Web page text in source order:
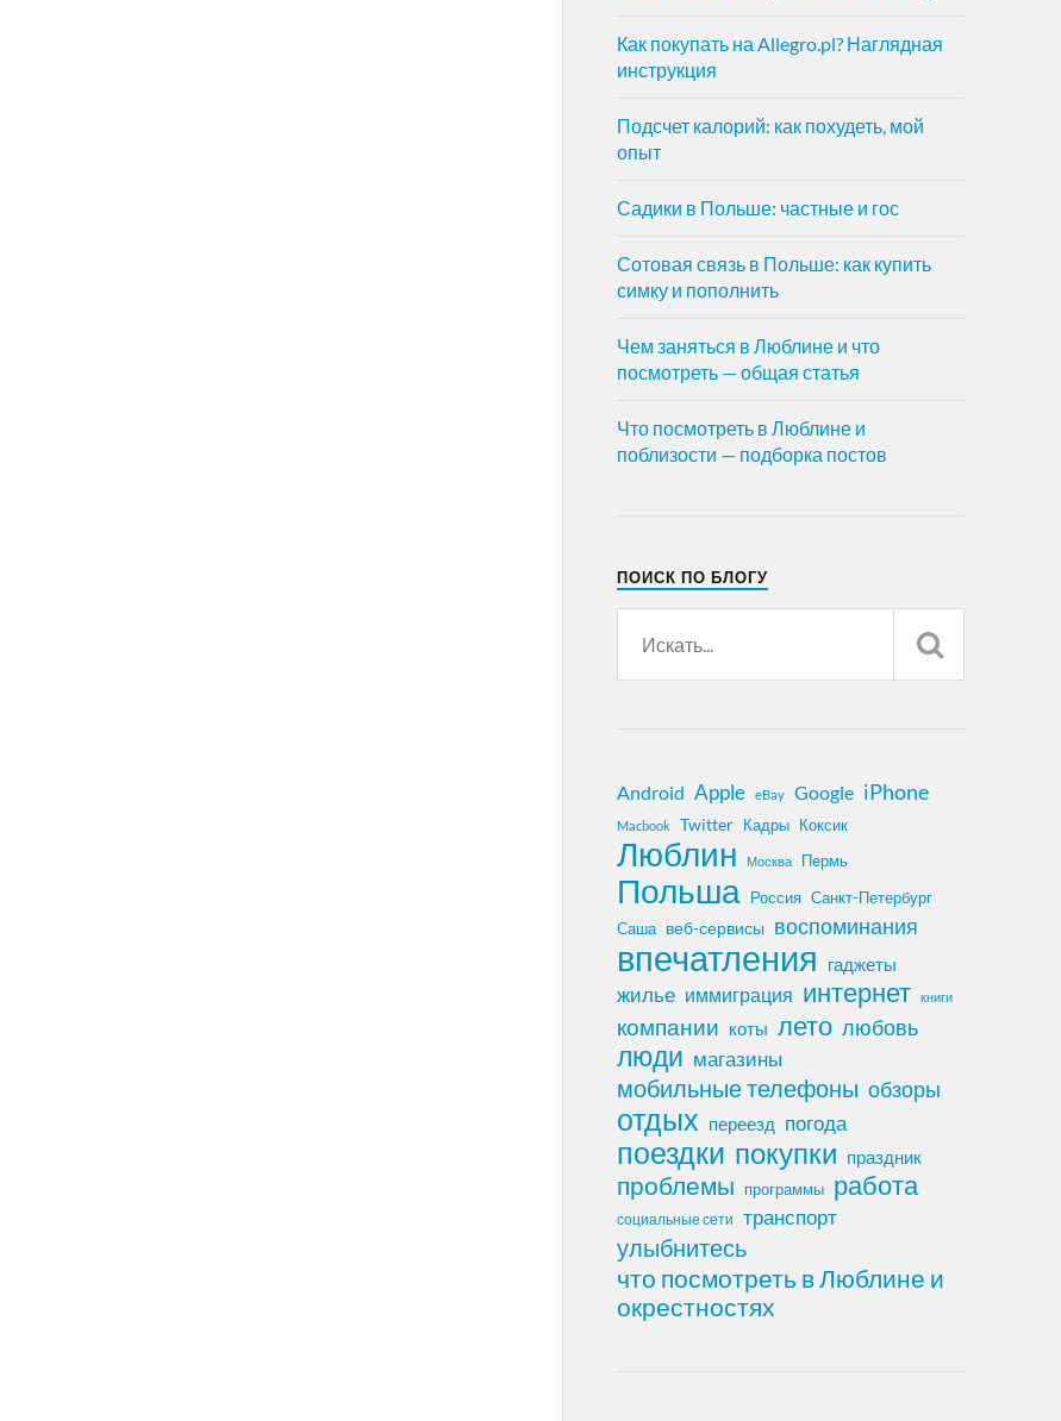
Как покупать на Allegro.pl? Наглядная
инструкция
Подсчет калорий: как похудеть, мой
опыт
Садики в Польше: частные и гос
Сотовая связь в Польше: как купить
симку и пополнить
Чем заняться в Люблине и что
посмотреть — общая статья
Что посмотреть в Люблине и
поблизости — подборка постов
ПОИСК ПО БЛОГУ
Android Apple eBay Google iPhone
Macbook Twitter Кадры Коксик
Люблин Москва Пермь
Польша Россия Санкт-Петербург
Саша веб-сервисы воспоминания
впечатления гаджеты
жилье иммиграция интернет книги
компании коты лето любовь
люди магазины
мобильные телефоны обзоры
отдых переезд погода
поездки покупки праздник
проблемы программы работа
социальные сети транспорт
улыбнитесь
что посмотреть в Люблине и
окрестностях